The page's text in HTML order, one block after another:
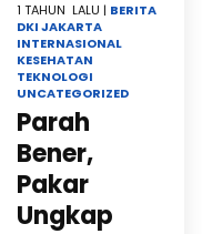
1 TAHUN LALU | BERITA
DKI JAKARTA
INTERNASIONAL
KESEHATAN
TEKNOLOGI
UNCATEGORIZED
Parah
Bener,
Pakar
Ungkap